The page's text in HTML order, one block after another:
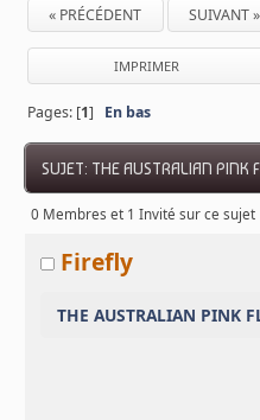
« PRÉCÉDENT SUIVANT »
IMPRIMER
Pages: [1] En bas
SUJET: THE AUSTRALIAN
0 Membres et 1 Invité sur ce sujet
Firefly
THE AUSTRALIAN PINK